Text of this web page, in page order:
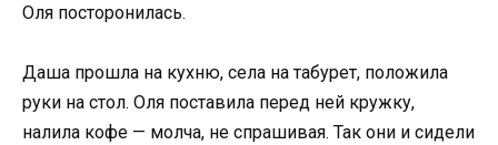
Оля посторонилась.
Даша прошла на кухню, села на табурет, положила
руки на стол. Оля поставила перед ней кружку,
налила кофе — молча, не спрашивая. Так они и сидели